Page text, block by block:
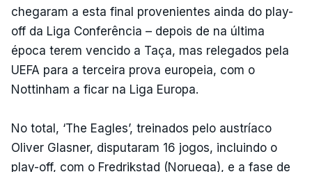
chegaram a esta final provenientes ainda do play-
off da Liga Conferência – depois de na última
época terem vencido a Taça, mas relegados pela
UEFA para a terceira prova europeia, com o
Nottinham a ficar na Liga Europa.
No total, ‘The Eagles’, treinados pelo austríaco
Oliver Glasner, disputaram 16 jogos, incluindo o
play-off, com o Fredrikstad (Noruega), e a fase de